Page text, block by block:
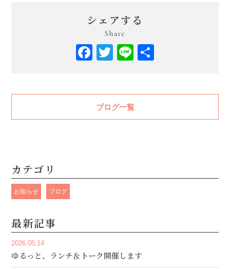
シェアする
Share
Facebook
Twitter
Line
ブログ一覧
カテゴリ
お知らせ ブログ
最新記事
2026.05.14
ゆるっと、ランチ＆トーク開催します